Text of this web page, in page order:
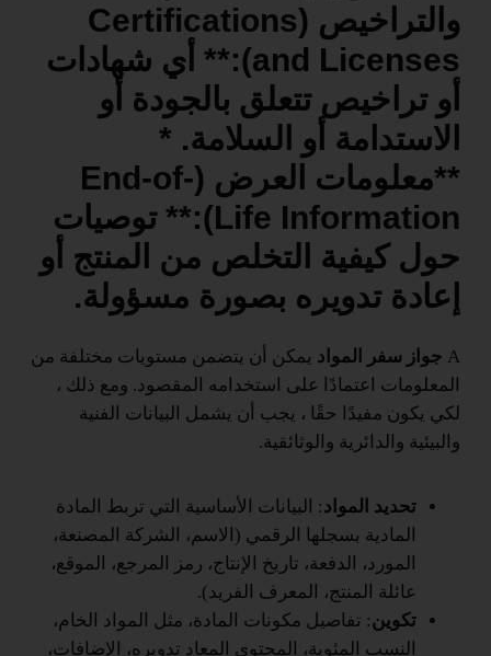
والتراخيص (Certifications
and Licenses):** أي شهادات
أو تراخيص تتعلق بالجودة أو
الاستدامة أو السلامة. *
**معلومات العرض (End-of-
Life Information):** توصيات
حول كيفية التخلص من المنتج أو
إعادة تدويره بصورة مسؤولة.
A جواز سفر المواد يمكن أن يتضمن مستويات مختلفة من
المعلومات اعتمادًا على استخدامه المقصود. ومع ذلك ،
لكي يكون مفيدًا حقًا ، يجب أن يشمل البيانات الفنية
والبيئية والدائرية والوثائقية.
تحديد المواد: البيانات الأساسية التي تربط المادة
المادية بسجلها الرقمي (الاسم، الشركة المصنعة،
المورد، الدفعة، تاريخ الإنتاج، رمز المرجع، الموقع،
عائلة المنتج، المعرف الفريد).
تكوين: تفاصيل مكونات المادة، مثل المواد الخام،
النسب المئوية، المحتوى المعاد تدويره، الإضافات،